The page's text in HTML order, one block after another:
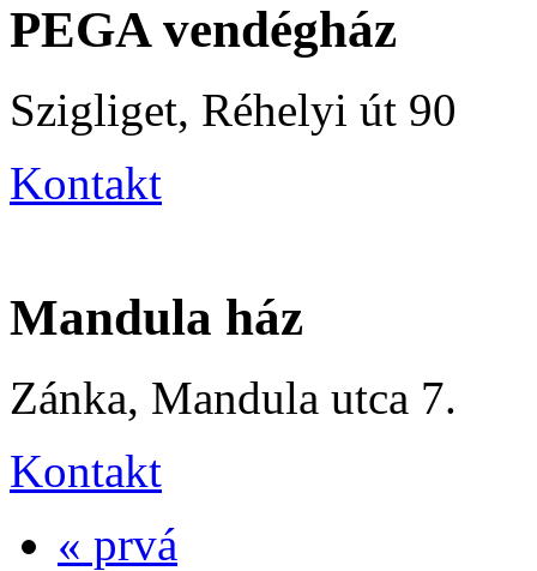
PEGA vendégház
Szigliget, Réhelyi út 90
Kontakt
Mandula ház
Zánka, Mandula utca 7.
Kontakt
« prvá